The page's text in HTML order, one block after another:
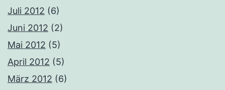
Juli 2012 (6)
Juni 2012 (2)
Mai 2012 (5)
April 2012 (5)
März 2012 (6)